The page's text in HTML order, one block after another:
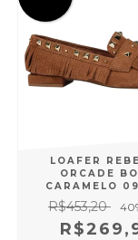
LOAFER
ORCADE
CARAMELO
R$453,20 40